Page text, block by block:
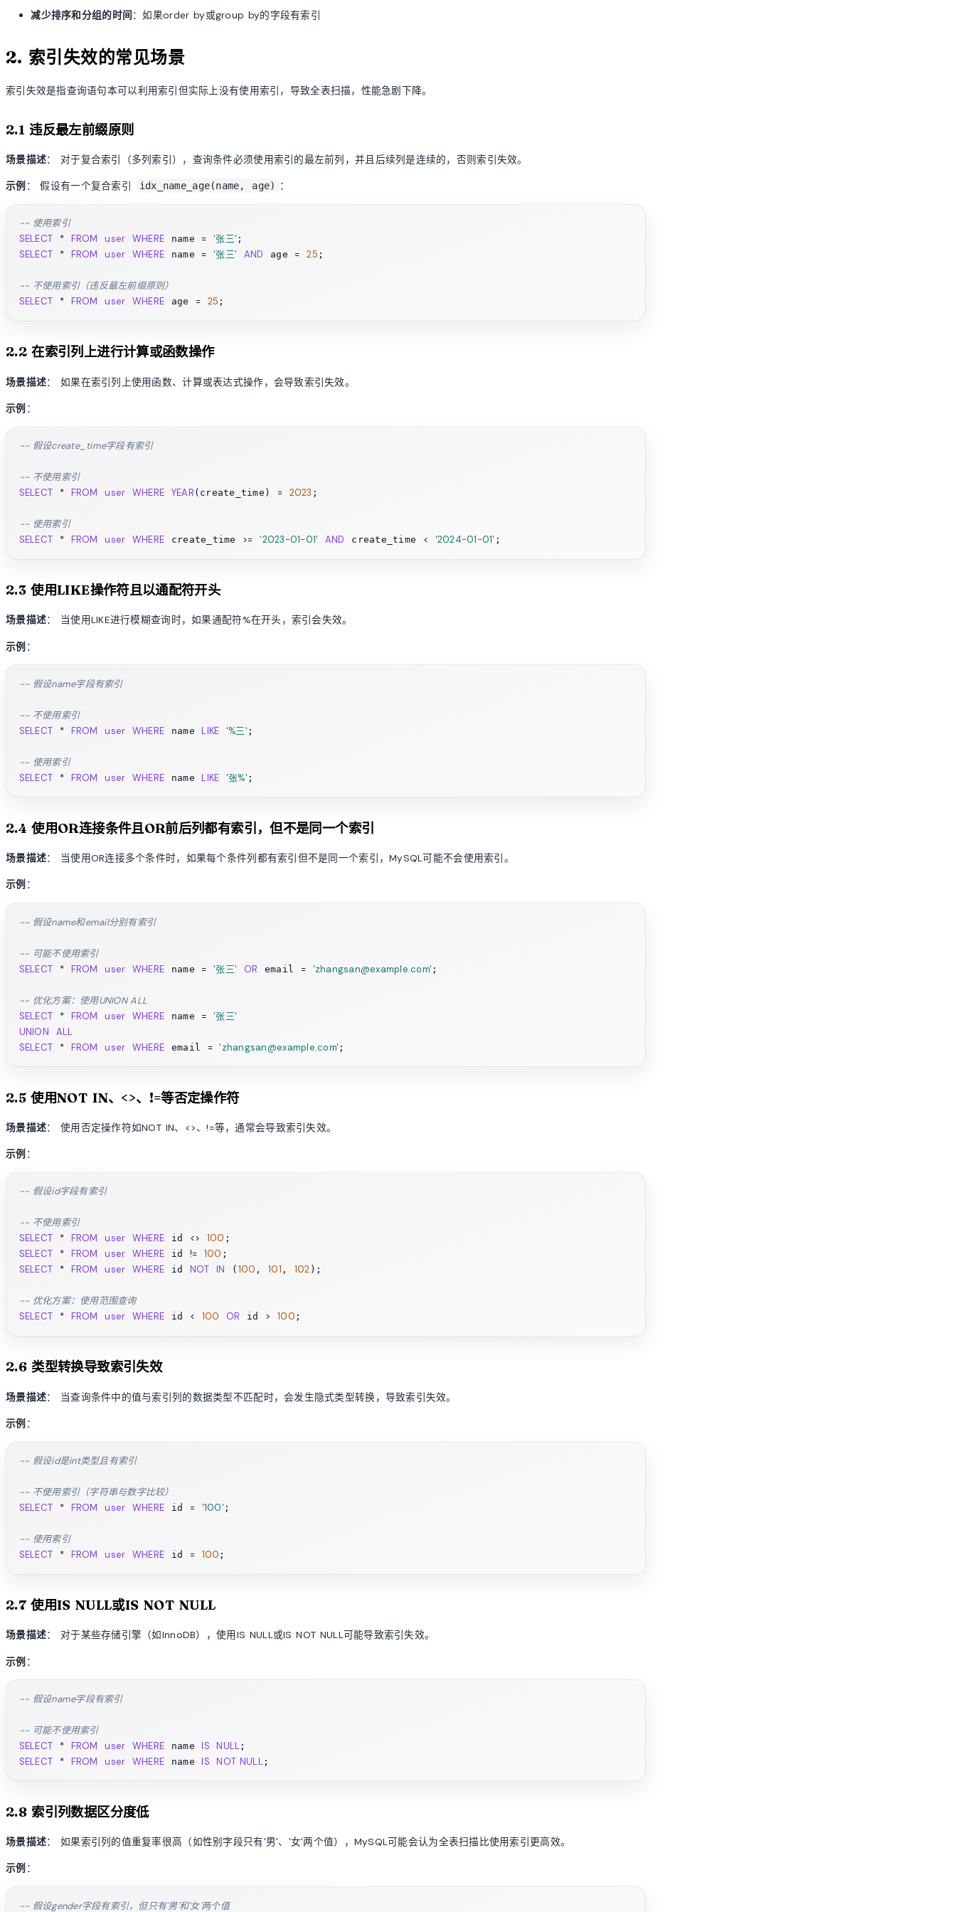
减少排序和分组的时间 ：如果order by或group by的字段有索引
2. 索引失效的常见场景
索引失效是指查询语句本可以利用索引但实际上没有使用索引，导致全表扫描，性能急剧下降。
2.1 违反最左前缀原则
场景描述： 对于复合索引（多列索引），查询条件必须使用索引的最左前列，并且后续列是连续的，否则索引失效。
示例 ： 假设有一个复合索引 idx_name_age(name, age) ：
-- 使用索引
SELECT
* FROM user WHERE name = '张三'
SELECT * FROM user WHERE name = '张三' AND age = 25 ;
-- 不使用索引（违反最左前缀原则）
SELECT
* FROM user WHERE age = 25
2.2 在索引列上进行计算或函数操作
场景描述： 如果在索引列上使用函数、计算或表达式操作，会导致索引失效。
示例 ：
-- 假设create_time字段有索引
-- 不使用索引
SELECT
* FROM user WHERE YEAR (create_time) = 2023 ;
-- 使用索引
SELECT
* FROM user WHERE create_time >= '2023-01-01' AND create_time < '2024-01-01'
2.3 使用LIKE操作符且以通配符开头
场景描述： 当使用LIKE进行模糊查询时，如果通配符%在开头，索引会失效。
示例 ：
-- 假设name字段有索引
-- 不使用索引
SELECT
* FROM user WHERE name LIKE '%三' ;
-- 使用索引
SELECT
* FROM user WHERE name LIKE '张%'
2.4 使用OR连接条件且OR前后列都有索引，但不是同一个索引
场景描述： 当使用OR连接多个条件时，如果每个条件列都有索引但不是同一个索引，MySQL可能不会使用索引。
示例 ：
-- 假设name和email分别有索引
-- 可能不使用索引
SELECT
* FROM user WHERE name = '张三' OR email = 'zhangsan@example.com' ;
-- 优化方案：使用UNION ALL
SELECT
* FROM user WHERE name = '张三'
UNION
ALL
SELECT
* FROM user WHERE email = 'zhangsan@example.com'
2.5 使用NOT IN、<>、!=等否定操作符
场景描述： 使用否定操作符如NOT IN、<>、!=等，通常会导致索引失效。
示例 ：
-- 假设id字段有索引
-- 不使用索引
SELECT
* FROM user WHERE id <> 100
SELECT * FROM user WHERE id != 100
SELECT * FROM user WHERE id NOT IN ( 100 , 101 , 102 );
-- 优化方案：使用范围查询
SELECT
* FROM user WHERE id < 100 OR id > 100
2.6 类型转换导致索引失效
场景描述： 当查询条件中的值与索引列的数据类型不匹配时，会发生隐式类型转换，导致索引失效。
示例 ：
-- 假设id是int类型且有索引
-- 不使用索引（字符串与数字比较）
SELECT
* FROM user WHERE id = '100' ;
-- 使用索引
SELECT
* FROM user WHERE id = 100
2.7 使用IS NULL或IS NOT NULL
场景描述： 对于某些存储引擎（如InnoDB），使用IS NULL或IS NOT NULL可能导致索引失效。
示例 ：
-- 假设name字段有索引
-- 可能不使用索引
SELECT
* FROM user WHERE name IS NULL
SELECT * FROM user WHERE name IS NOT NULL
2.8 索引列数据区分度低
场景描述： 如果索引列的值重复率很高（如性别字段只有'男'、'女'两个值），MySQL可能会认为全表扫描比使用索引更高效。
示例 ：
-- 假设gender字段有索引，但只有'男'和'女'两个值